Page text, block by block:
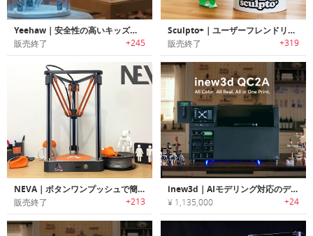
Yeehaw｜安全性の高いキッズ向け3Dプリンター「イーハー」
販売終了 +245
Sculpto+｜ユーザーフレンドリーデスクトップ３Dプリンター「スカルプトプラス」
販売終了 +319
NEVA｜ボタンワンプッシュで簡単に操作可能な3Dプリンター「ネヴァ」
販売終了 +213
inew3d｜AIモデリング対応のデスクトップ型フルカラー3Dプリンター
¥ 1,135,000 +24